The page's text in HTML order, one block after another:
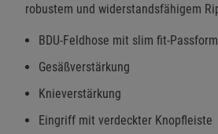
robustem und widerstandsfähigem
BDU-Feldhose mit slim fit-Passform
Gesäßverstärkung
Knieverstärkung
Eingriff mit verdeckter Knopfleiste